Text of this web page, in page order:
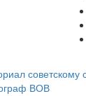
советскому
ВОВ